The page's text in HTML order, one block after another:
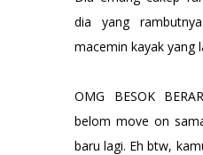
dia yang
macemin kayak yang
OMG BESOK
belom move on
baru lagi. Eh btw,